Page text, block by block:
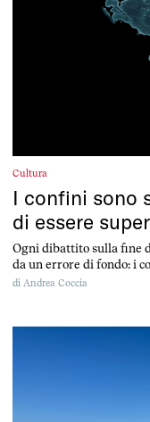
Cultura
I confini sono
di essere
Ogni dibattito sulla fine
da un errore di fondo: i
essere superate
di Andrea Coccia